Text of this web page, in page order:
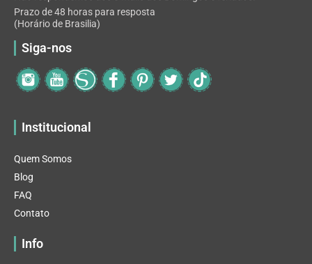
Prazo de 48 horas para resposta
(Horário de Brasilia)
Siga-nos
Institucional
Quem Somos
Blog
FAQ
Contato
Info